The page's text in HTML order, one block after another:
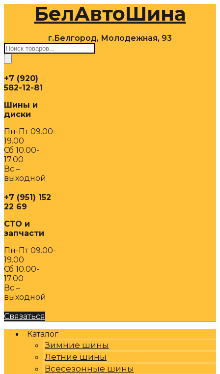
содержимомуБелАвтоШина
г.Белгород, Молодежная, 93
Поиск
товаров
+7 (920)
582-12-81
Шины и
диски
Пн-Пт 09.00-
19.00
Сб 10.00-
17.00
Вс –
выходной
+7 (951) 152
22 69
СТО и
запчасти
Пн-Пт 09.00-
19.00
Сб 10.00-
17.00
Вс –
выходной
Связаться
Каталог
Зимние шины
Летние шины
Всесезонные шины